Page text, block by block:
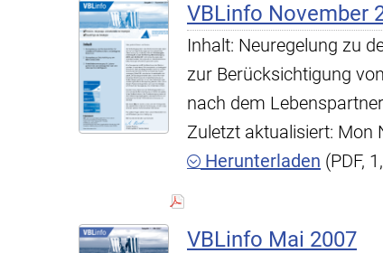
VBLinfo November
Inhalt: Neuregelung zu
zur Berücksichtigung
nach dem
Zuletzt aktualisiert: Mon
Herunterladen (PDF,
VBLinfo Mai 2007